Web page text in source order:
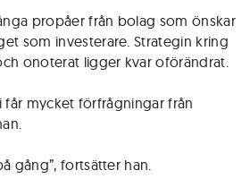
propåer från bolag som önskar
som investerare. Strategin kring
onoterat ligger kvar oförändrat.
får mycket förfrågningar från
gång”, fortsätter han.